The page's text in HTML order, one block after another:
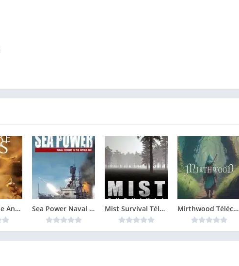
Empire of the Ants Télécharger jeu PC Sea Power Naval Combat in the Missile Age Télécharger jeu PC Mist Survival Télécharger jeu PC Mirthwood Télécharger jeu PC